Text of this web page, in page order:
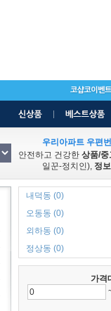
우리아파트 우편
안전하고 건강한 상품/중
일꾼-정치인), 정보
내덕동 (0)
오동동 (0)
외하동 (0)
정상동 (0)
가격